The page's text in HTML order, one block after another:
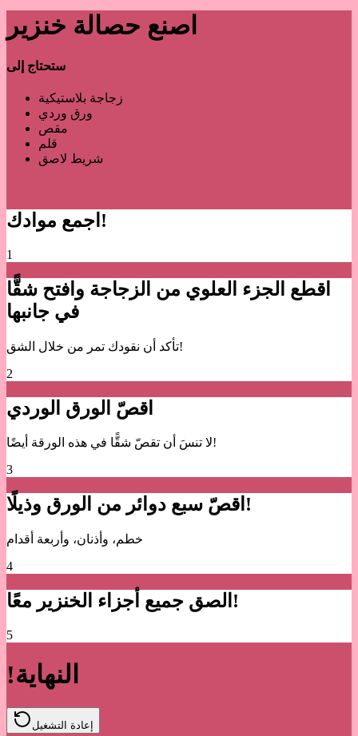
اصنع حصالة خنزير
ستحتاج إلى
زجاجة بلاستيكية
ورق وردي
مقص
قلم
شريط لاصق
اجمع موادك!
1
اقطع الجزء العلوي من الزجاجة وافتح شقًّا
في جانبها
تأكد أن نقودك تمر من خلال الشق!
2
اقصّ الورق الوردي
لا تنسَ أن تقصّ شقًّا في هذه الورقة أيضًا!
3
اقصّ سبع دوائر من الورق وذيلًا!
خطم، وأذنان، وأربعة أقدام
4
الصق جميع أجزاء الخنزير معًا!
5
!النهاية
إعادة التشغيل